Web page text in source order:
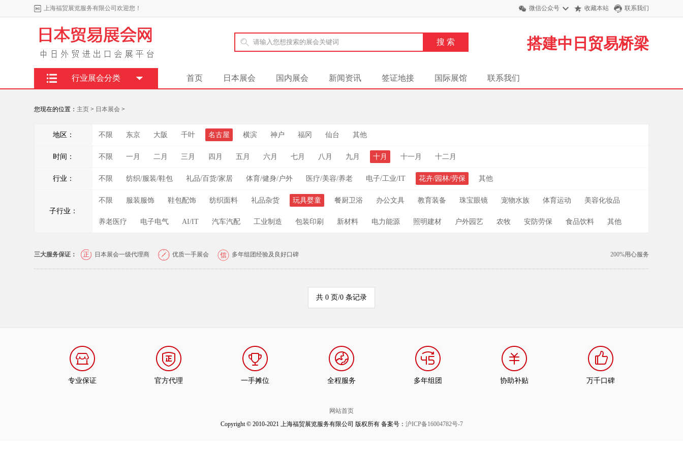
上海福贸展览服务有限公司欢迎您！ 微信公众号 收藏本站 联系我们
搭建中日贸易桥梁
首页 日本展会 国内展会 新闻资讯 签证地接 国际展馆 联系我们
行业展会分类
您现在的位置： 主页 > 日本展会 >
地区： 不限 东京 大阪 千叶 名古屋 横滨 神户 福冈 仙台 其他
时间： 不限 一月 二月 三月 四月 五月 六月 七月 八月 九月 十月 十一月 十二月
行业： 不限 纺织/服装/鞋包 礼品/百货/家居 体育/健身/户外 医疗/美容/养老 电子/工业/IT 花卉/园林/劳保 其他
子行业：
不限 服装服饰 鞋包配饰 纺织面料 礼品杂货 玩具婴童 餐厨卫浴 办公文具 教育装备 珠宝眼镜 宠物水族 体育运动 美容化妆品
养老医疗 电子电气 AI/IT 汽车汽配 工业制造 包装印刷 新材料 电力能源 照明建材 户外园艺 农牧 安防劳保 食品饮料 其他
三大服务保证： 日本展会一级代理商 优质一手展会 多年组团经验及良好口碑 200%用心服务
共 0 页/0 条记录
专业保证 官方代理 一手摊位 全程服务 多年组团 协助补贴 万千口碑
网站首页
Copyright © 2010-2021 上海福贸展览服务有限公司 版权所有 备案号： 沪ICP备16004782号-7